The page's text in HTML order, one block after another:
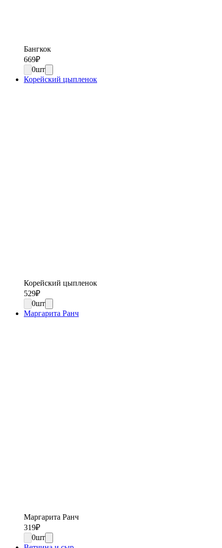
Бангкок
669₽
0шт
Корейский цыпленок
Корейский цыпленок
529₽
0шт
Маргарита Ранч
Маргарита Ранч
319₽
0шт